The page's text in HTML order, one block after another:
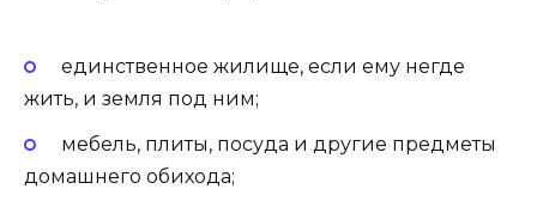
единственное жилище, если ему негде
жить, и земля под ним;
мебель, плиты, посуда и другие предметы
домашнего обихода;